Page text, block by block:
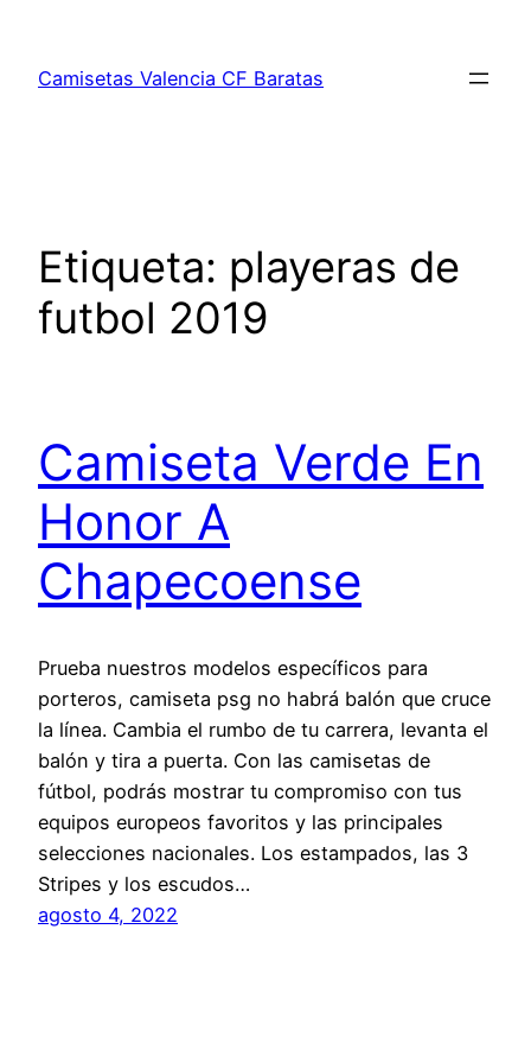
contenido
Camisetas Valencia CF Baratas
Etiqueta: playeras de
futbol 2019
Camiseta Verde En
Honor A
Chapecoense
Prueba nuestros modelos específicos para
porteros, camiseta psg no habrá balón que cruce
la línea. Cambia el rumbo de tu carrera, levanta el
balón y tira a puerta. Con las camisetas de
fútbol, podrás mostrar tu compromiso con tus
equipos europeos favoritos y las principales
selecciones nacionales. Los estampados, las 3
Stripes y los escudos…
agosto 4, 2022